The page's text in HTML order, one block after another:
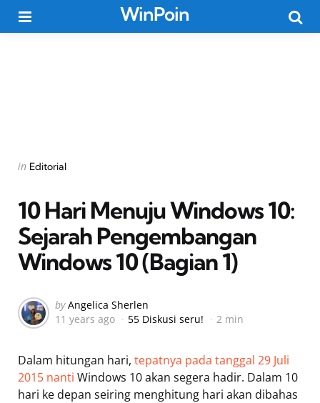
WinPoin
Categories
Posted
in Editorial
10 Hari Menuju Windows 10:
Sejarah Pengembangan
Windows 10 (Bagian 1)
Posted
by
by Angelica Sherlen
11 years ago
55 Diskusi seru! 2 min
Dalam hitungan hari, tepatnya pada tanggal 29 Juli
2015 nanti Windows 10 akan segera hadir. Dalam 10
hari ke depan seiring menghitung hari akan dibahas